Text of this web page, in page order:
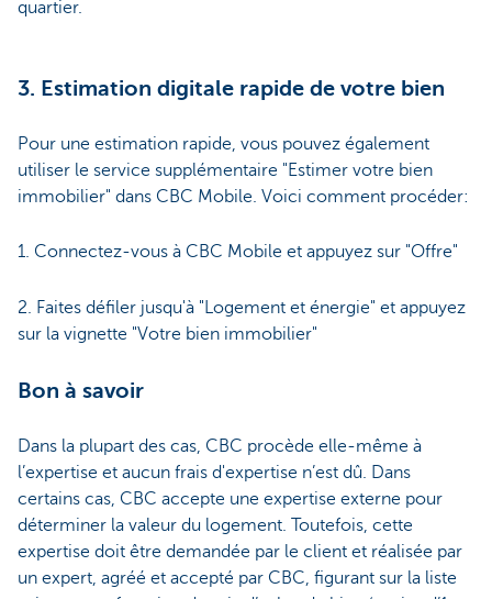
quartier.
3. Estimation digitale rapide de votre bien
Pour une estimation rapide, vous pouvez également
utiliser le service supplémentaire "Estimer votre bien
immobilier" dans CBC Mobile. Voici comment procéder:
1. Connectez-vous à CBC Mobile et appuyez sur "Offre"
2. Faites défiler jusqu'à "Logement et énergie" et appuyez
sur la vignette "Votre bien immobilier"
Bon à savoir
Dans la plupart des cas, CBC procède elle-même à
l’expertise et aucun frais d'expertise n’est dû. Dans
certains cas, CBC accepte une expertise externe pour
déterminer la valeur du logement. Toutefois, cette
expertise doit être demandée par le client et réalisée par
un expert, agréé et accepté par CBC, figurant sur la liste